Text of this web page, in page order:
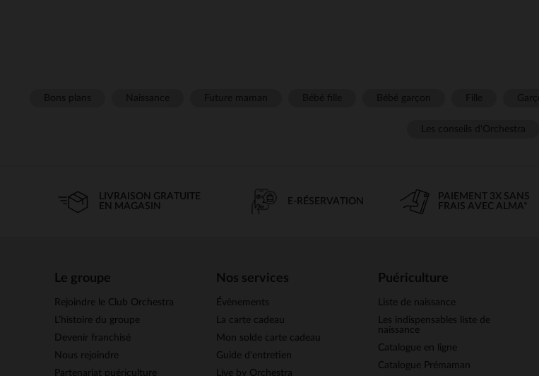
LIVRAISON GRATUITE
EN MAGASIN
E-RÉSERVATION
PAIEMENT 3X SANS
FRAIS AVEC ALMA*
Le groupe
Rejoindre le Club Orchestra
L’histoire du groupe
Devenir franchisé
Nous rejoindre
Partenariat puériculture
Nos services
Évènements
La carte cadeau
Mon solde carte cadeau
Guide d'entretien
Live by Orchestra
Puériculture
Liste de naissance
Les indispensables liste de
naissance
Catalogue en ligne
Catalogue Prémaman